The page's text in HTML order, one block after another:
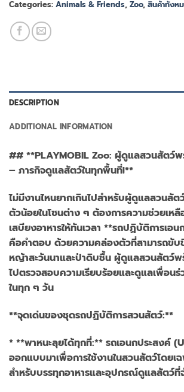
Categories: Animals & Friends, Zoo, สินค้าทั้งห
DESCRIPTION
ADDITIONAL INFORMATION
## **PLAYMOBIL Zoo: ผู้ดูแลสวนสัตว์
– ภารกิจดูแลสัตว์ในทุกพื้นที่!**
ไม่มีงานไหนยากเกินไปสำหรับผู้ดูแลสวนสัต
ตัวน้อยในโซนต่าง ๆ ต้องการความช่วยเห
เสบียงอาหารให้ทันเวลา **รถปฏิบัติการเอ
คือคำตอบ ด้วยความคล่องตัวที่สามารถขับ
หญ้าสะวันนาและป่าดิบชื้น ผู้ดูแลสวนสัตว์พ
ไปตรวจสอบความเรียบร้อยและดูแลเพื่อนร่
ในทุก ๆ วัน
**จุดเด่นของชุดรถปฏิบัติการสวนสัตว์:**
* **พาหนะลุยได้ทุกที่:** รถเอนกประสงค์
ออกแบบมาเพื่อการใช้งานในสวนสัตว์โดย
สำหรับบรรทุกอาหารและอุปกรณ์ดูแลสัตว์ที่